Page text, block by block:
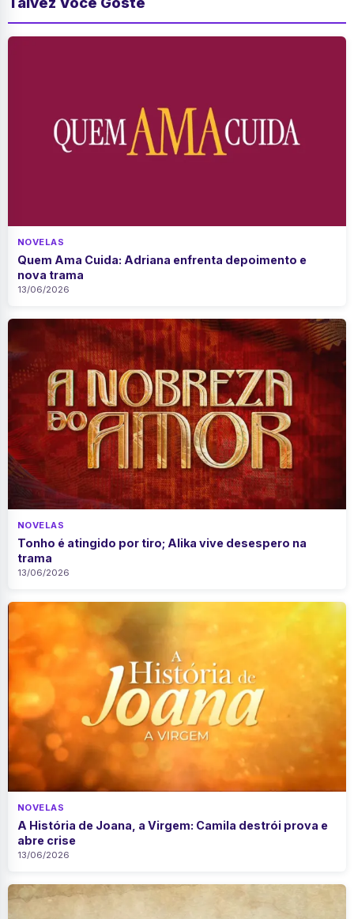
NOVELAS
Quem Ama Cuida: Adriana enfrenta depoimento e
nova trama
13/06/2026
NOVELAS
Tonho é atingido por tiro; Alika vive desespero na
trama
13/06/2026
NOVELAS
A História de Joana, a Virgem: Camila destrói prova e
abre crise
13/06/2026